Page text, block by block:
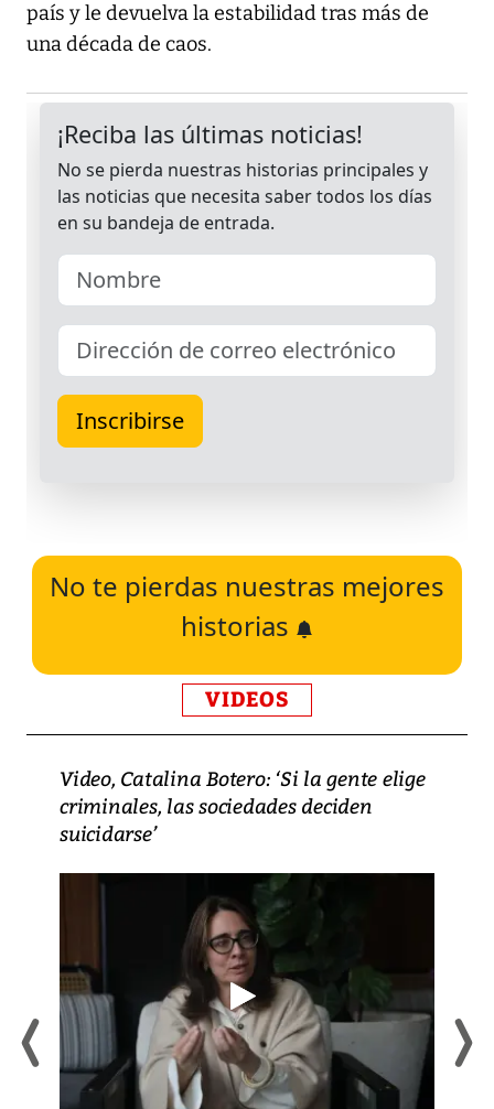
país y le devuelva la estabilidad tras más de
una década de caos.
No te pierdas nuestras mejores
historias
VIDEOS
Video, Catalina Botero: ‘Si la gente elige
criminales, las sociedades deciden
suicidarse’